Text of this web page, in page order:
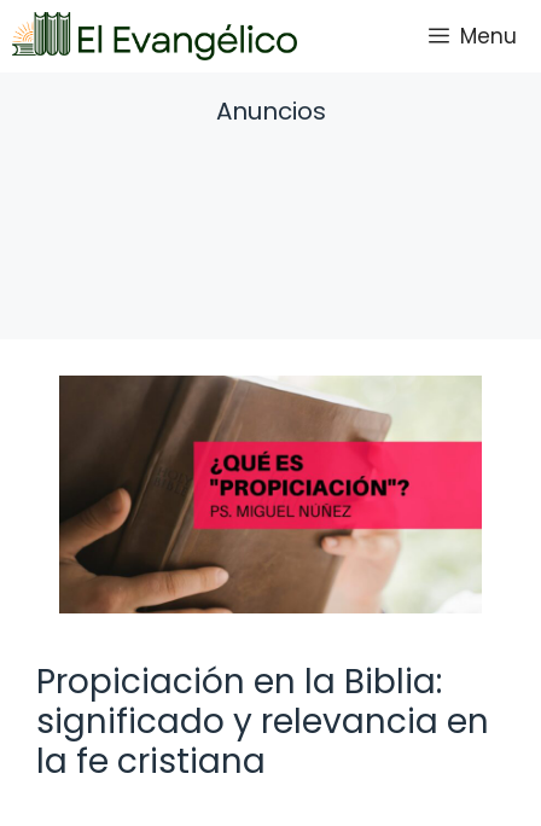
Saltar
al
Menu
Anuncios
Propiciación en la Biblia:
significado y relevancia en
la fe cristiana